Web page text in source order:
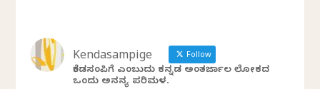
Kendasampige Follow
ಕೆಂಡಸಂಪಿಗೆ ಎಂಬುದು ಕನ್ನಡ ಅಂತರ್ಜಾಲ ಲೋಕದ
ಒಂದು ಅನನ್ಯ ಪರಿಮಳ.